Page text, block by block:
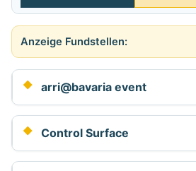
Anzeige #
arri@bavaria event
Control Surface